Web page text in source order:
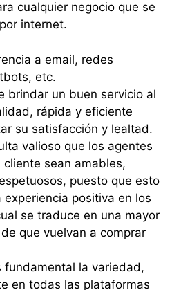
cualquier negocio que se
internet.
a email, redes
etc.
brindar un buen servicio al
rápida y eficiente
su satisfacción y lealtad.
valioso que los agentes
sean amables,
puesto que esto
experiencia positiva en los
se traduce en una mayor
que vuelvan a comprar
fundamental la variedad,
en todas las plataformas